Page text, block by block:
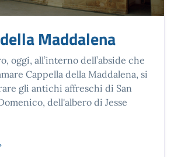
Maddalena
oggi, all’interno dell’abside che
Cappella della Maddalena, si
gli antichi affreschi di San
dell'albero di Jesse
MADDALENA